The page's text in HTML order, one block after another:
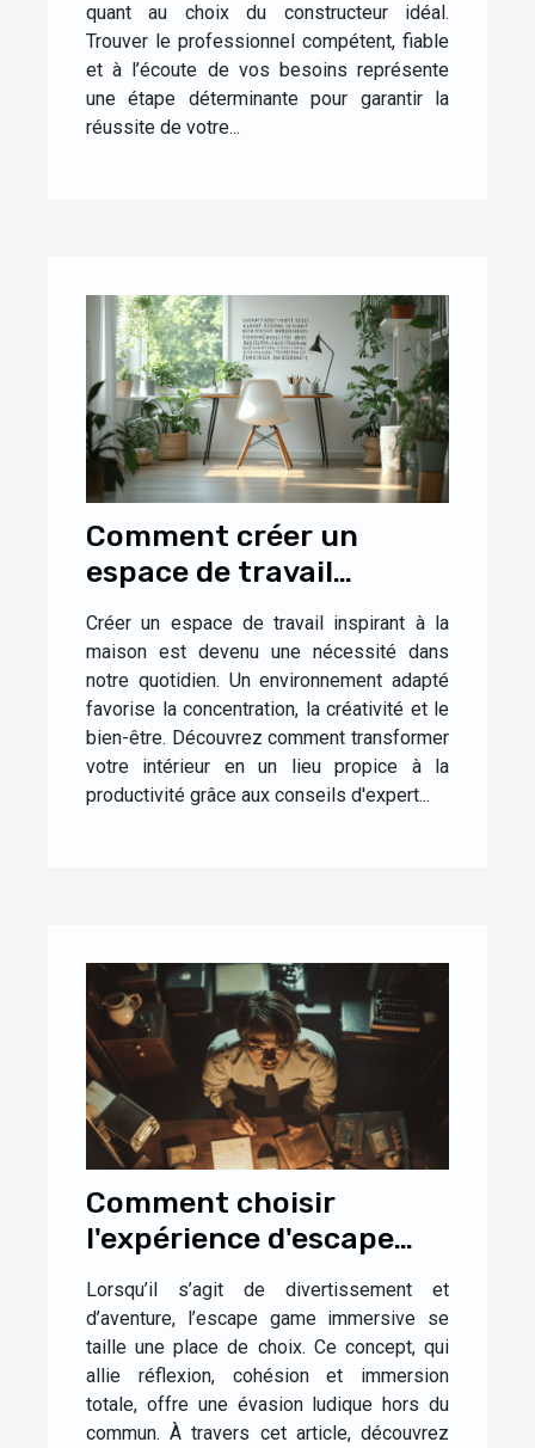
quant au choix du constructeur idéal.
Trouver le professionnel compétent, fiable
et à l’écoute de vos besoins représente
une étape déterminante pour garantir la
réussite de votre...
Comment créer un
espace de travail
inspirant à la maison
Créer un espace de travail inspirant à la
maison est devenu une nécessité dans
notre quotidien. Un environnement adapté
favorise la concentration, la créativité et le
bien-être. Découvrez comment transformer
votre intérieur en un lieu propice à la
productivité grâce aux conseils d'expert...
Comment choisir
l'expérience d'escape
game immersive idéale
pour vous
Lorsqu’il s’agit de divertissement et
d’aventure, l’escape game immersive se
taille une place de choix. Ce concept, qui
allie réflexion, cohésion et immersion
totale, offre une évasion ludique hors du
commun. À travers cet article, découvrez